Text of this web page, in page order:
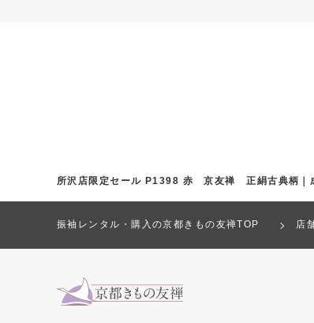
所沢店限定セール P1398 赤 京友禅 正絹古典柄｜
振袖レンタル・購入の京都きもの友禅TOP 店